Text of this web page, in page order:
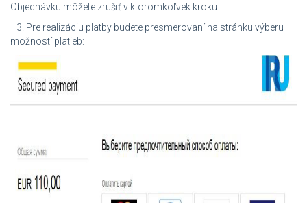
Objednávku môžete zrušiť v ktoromkoľvek kroku.
3. Pre realizáciu platby budete presmerovaní na stránku výberu
možností platieb: